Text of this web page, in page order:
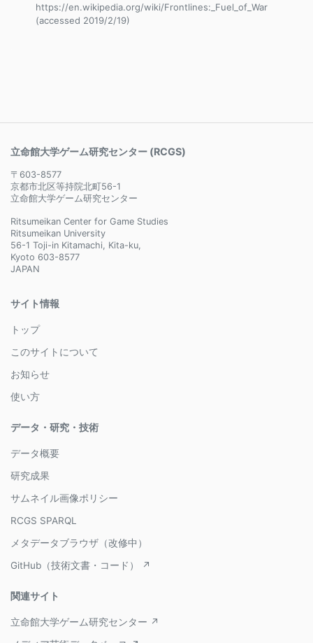
https://en.wikipedia.org/wiki/Frontlines:_Fuel_of_War
(accessed 2019/2/19)
立命館大学ゲーム研究センター (RCGS)
〒603-8577
京都市北区等持院北町56-1
立命館大学ゲーム研究センター
Ritsumeikan Center for Game Studies
Ritsumeikan University
56-1 Toji-in Kitamachi, Kita-ku,
Kyoto 603-8577
JAPAN
サイト情報
トップ
このサイトについて
お知らせ
使い方
データ・研究・技術
データ概要
研究成果
サムネイル画像ポリシー
RCGS SPARQL
メタデータブラウザ（改修中）
GitHub（技術文書・コード） ↗
関連サイト
立命館大学ゲーム研究センター ↗